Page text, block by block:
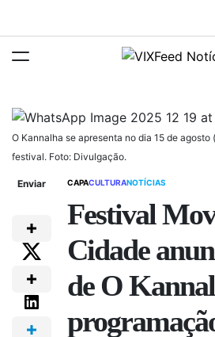
O Kannalha se apresenta no dia 15 de agosto
festival. Foto: Divulgação.
Enviar
POSTED
CAPACULTURANOTÍCIAS
Festival
Cidade
de O